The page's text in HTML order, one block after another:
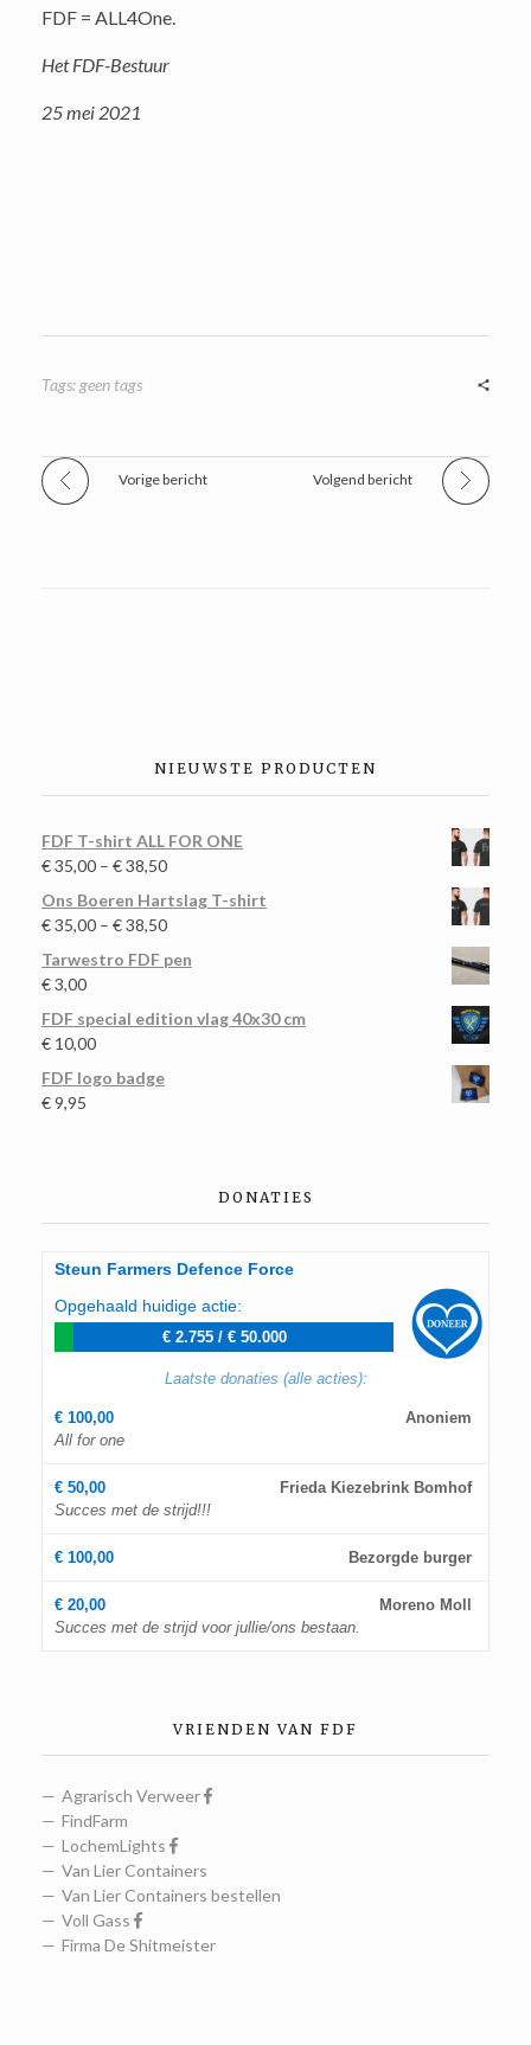
FDF = ALL4One.
Het FDF-Bestuur
25 mei 2021
Tags: geen tags
Vorige bericht Volgend bericht
NIEUWSTE PRODUCTEN
FDF T-shirt ALL FOR ONE
€35,00 – €38,50
Ons Boeren Hartslag T-shirt
€35,00 – €38,50
Tarwestro FDF pen
€3,00
FDF special edition vlag 40x30 cm
€ 10,00
FDF logo badge
€9,95
DONATIES
Steun Farmers Defence Force
Opgehaald huidige actie:
€ 2.755/ € 50.000
Laatste donaties (alle acties):
Anoniem
€ 100,00
All for one
Frieda Kiezebrink Bomhof
€ 50,00
Succes met de strijd!!!
Bezorgde burger
€ 100,00
Moreno Moll
€ 20,00
Succes met de strijd voor jullie/ons bestaan.
VRIENDEN VAN FDF
Agrarisch Verweer
FindFarm
LochemLights
Van Lier Containers
Van Lier Containers bestellen
Voll Gass
Firma De Shitmeister